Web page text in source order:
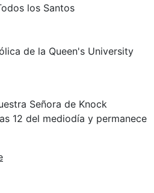
los Santos
de la Queen's University
Señora de Knock
12 del mediodía y permanece